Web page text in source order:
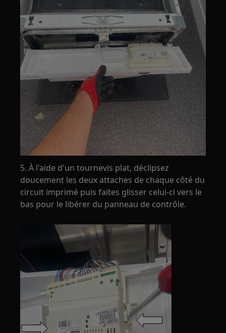
5. À l'aide d'un tournevis plat, déclipsez
doucement les deux attaches de chaque côté du
circuit imprimé puis faites glisser celui-ci vers le
bas pour le libérer du panneau de contrôle.